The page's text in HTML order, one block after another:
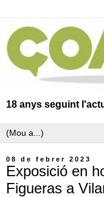
18 anys seguint
08 de febrer 2023
Exposició en
Figueras a